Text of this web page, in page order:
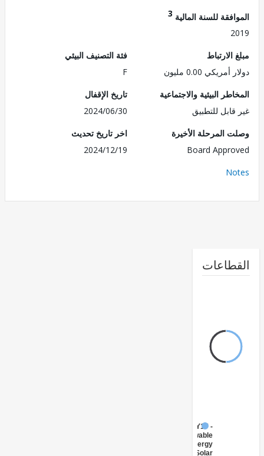
للسنة المالية3
0.00 مليون
فئة التصنيف البيئي
البيئية والاجتماعية
للتطبيق
تاريخ الإقفال
2024/06/30
المرحلة الأخيرة
Board
اخر تاريخ تحديث
2024/12/19
Renewable